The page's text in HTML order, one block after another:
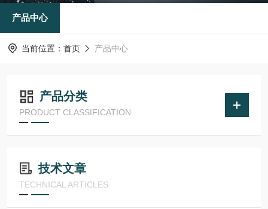
产品中心
当前位置： 首页 产品中心
产品分类
PRODUCT CLASSIFICATION
技术文章
TECHNICAL ARTICLES